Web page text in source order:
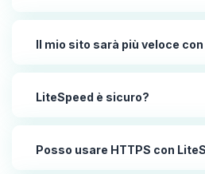
Il mio sito sarà più veloce
LiteSpeed è sicuro?
Posso usare HTTPS con